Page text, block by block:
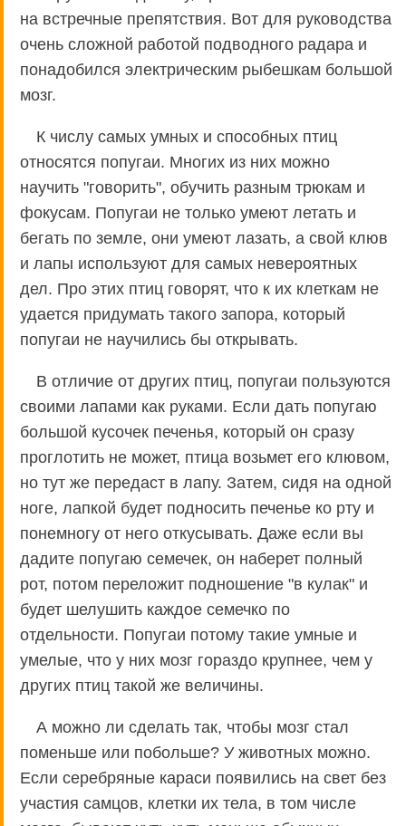
на встречные препятствия. Вот для руководства
очень сложной работой подводного радара и
понадобился электрическим рыбешкам большой
мозг.
К числу самых умных и способных птиц
относятся попугаи. Многих из них можно
научить "говорить", обучить разным трюкам и
фокусам. Попугаи не только умеют летать и
бегать по земле, они умеют лазать, а свой клюв
и лапы используют для самых невероятных
дел. Про этих птиц говорят, что к их клеткам не
удается придумать такого запора, который
попугаи не научились бы открывать.
В отличие от других птиц, попугаи пользуются
своими лапами как руками. Если дать попугаю
большой кусочек печенья, который он сразу
проглотить не может, птица возьмет его клювом,
но тут же передаст в лапу. Затем, сидя на одной
ноге, лапкой будет подносить печенье ко рту и
понемногу от него откусывать. Даже если вы
дадите попугаю семечек, он наберет полный
рот, потом переложит подношение "в кулак" и
будет шелушить каждое семечко по
отдельности. Попугаи потому такие умные и
умелые, что у них мозг гораздо крупнее, чем у
других птиц такой же величины.
А можно ли сделать так, чтобы мозг стал
поменьше или побольше? У животных можно.
Если серебряные караси появились на свет без
участия самцов, клетки их тела, в том числе